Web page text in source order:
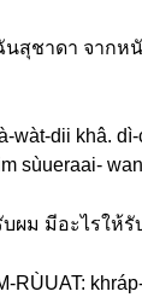
นสุชาดา จากห
wàt-dii khâ.
sùueraai-
ผม มีอะไรให้รั
RÙUAT: